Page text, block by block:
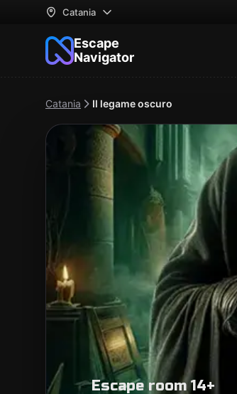
Catania
Escape
Navigator
Catania Il legame oscuro
Escape room 14+